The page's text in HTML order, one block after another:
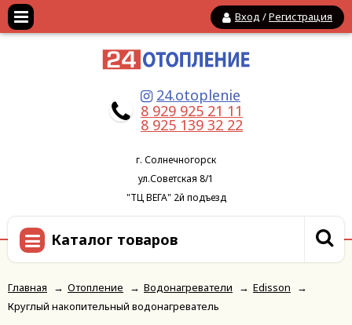
Вход /Регистрация
24.otoplenie
8 929 925 21 11
8 925 139 32 22
г. Солнечногорск
ул.Советская 8/1
"ТЦ ВЕГА" 2й подъезд
Каталог товаров
Главная → Отопление → Водонагреватели → Edisson
→
Круглый накопительный водонагреватель